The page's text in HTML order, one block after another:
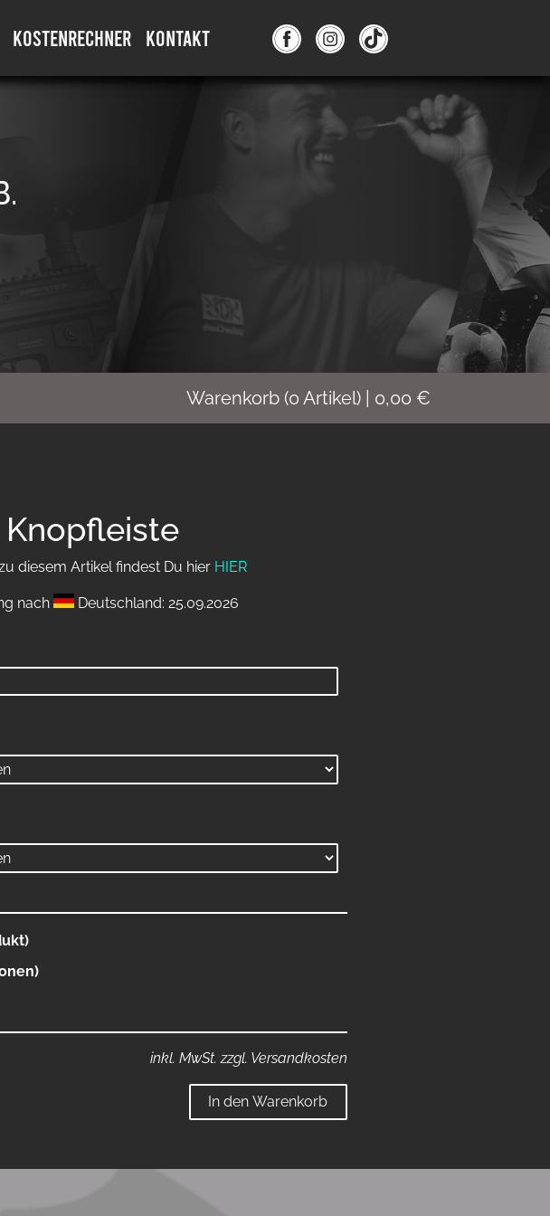
KOSTENRECHNER KONTAKT
Warenkorb (0 Artikel) 0,00 €
diesem Artikel findest Du hier HIER
nach Deutschland: 25.09.2026
inkl. MwSt. zzgl. Versandkosten
In den Warenkorb